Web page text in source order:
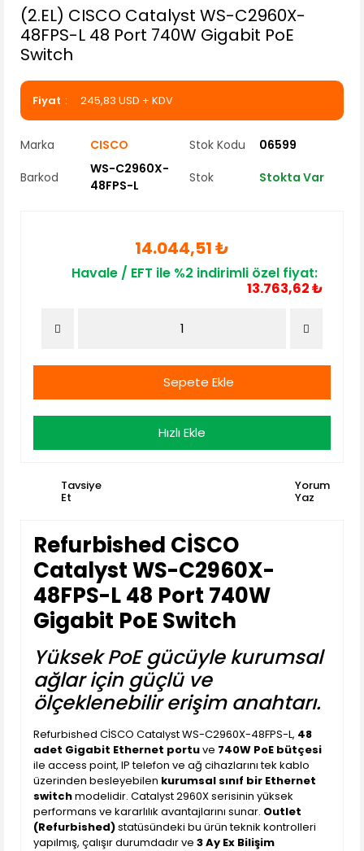
(2.EL) CISCO Catalyst WS-C2960X-
48FPS-L 48 Port 740W Gigabit PoE
Switch
Fiyat 245,83 USD + KDV
Marka CISCO Stok Kodu
06599
Barkod
WS-C2960X-
48FPS-L
Stok Stokta Var
14.044,51 ₺
Havale / EFT ile %2 indirimli özel fiyat:
13.763,62 ₺
Sepete Ekle
Hızlı Ekle
Tavsiye
Et
Yorum
Yaz
Refurbished CİSCO
Catalyst WS-C2960X-
48FPS-L 48 Port 740W
Gigabit PoE Switch
Yüksek PoE gücüyle kurumsal
ağlar için güçlü ve
ölçeklenebilir erişim anahtarı.
Refurbished CİSCO Catalyst WS-C2960X-48FPS-L, 48
adet Gigabit Ethernet portuve 740W PoE bütçesi
ile access point, IP telefon ve ağ cihazlarını tek kablo
üzerinden besleyebilen kurumsal sınıf bir Ethernet
switchmodelidir. Catalyst 2960X serisinin yüksek
performans ve kararlılık avantajlarını sunar. Outlet
(Refurbished)statüsündeki bu ürün teknik kontrolleri
yapılmış, çalışır durumdadır ve 3 Ay Ex Bilişim